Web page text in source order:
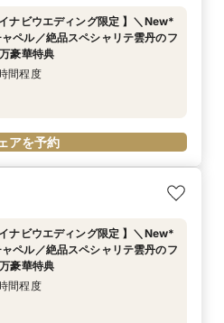
ナビウエディング限定 】＼New*
ペル／絶品スペシャリテ雲丹のフ
豪華特典
間程度
アを予約
ナビウエディング限定 】＼New*
ペル／絶品スペシャリテ雲丹のフ
豪華特典
間程度